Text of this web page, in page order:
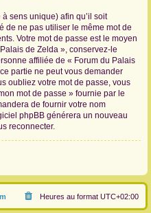
sens unique) afin qu’il soit
de ne pas utiliser le même mot de
Votre mot de passe est le moyen
de Zelda », conservez-le
affiliée de « Forum du Palais
partie ne peut vous demander
oubliez votre mot de passe, vous
mot de passe » fournie par le
de fournir votre nom
phpBB générera un nouveau
reconnecter.
Heures au format UTC+02:00